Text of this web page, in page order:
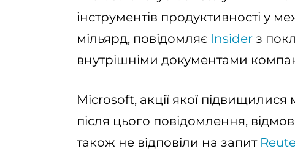
інструментів продуктивності у
мільярд, повідомляє Insider з
внутрішніми документами
Microsoft, акції якої
після цього повідомлення,
також не відповіли на запит